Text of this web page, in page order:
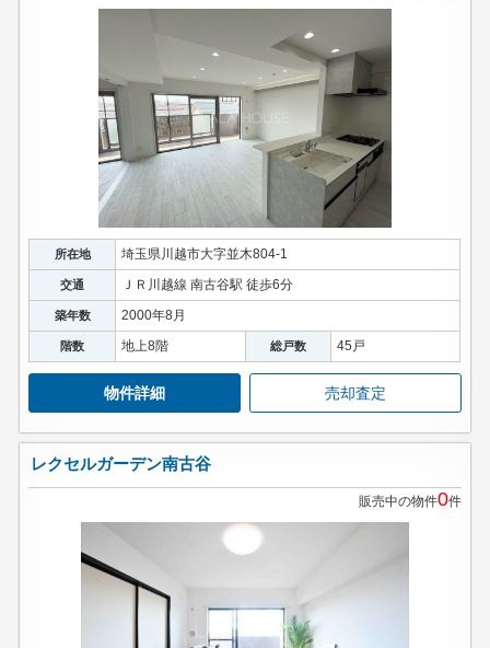
所在地 埼玉県川越市大字並木804-1
交通 ＪＲ川越線 南古谷駅 徒歩6分
築年数 2000年8月
階数 地上8階 総戸数 45戸
物件詳細 売却査定
レクセルガーデン南古谷
販売中の物件0件